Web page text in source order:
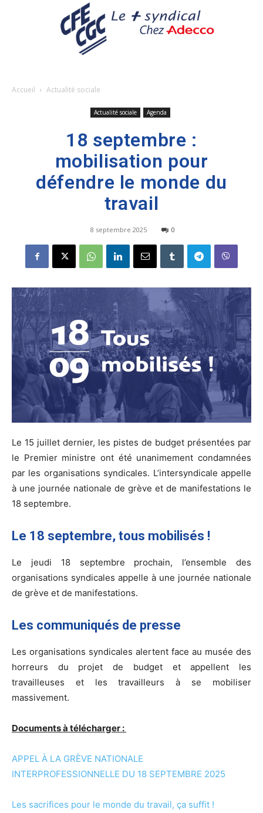
Accueil Actualité sociale
Actualité sociale Agenda
18 septembre :
mobilisation pour
défendre le monde du
travail
8 septembre 2025 0
Le 15 juillet dernier, les pistes de budget présentées par
le Premier ministre ont été unanimement condamnées
par les organisations syndicales. L’intersyndicale appelle
à une journée nationale de grève et de manifestations le
18 septembre.
Le 18 septembre, tous mobilisés !
Le jeudi 18 septembre prochain, l’ensemble des
organisations syndicales appelle à une journée nationale
de grève et de manifestations.
Les communiqués de presse
Les organisations syndicales alertent face au musée des
horreurs du projet de budget et appellent les
travailleuses et les travailleurs à se mobiliser
massivement.
Documents à télécharger :
APPEL À LA GRÈVE NATIONALE
INTERPROFESSIONNELLE DU 18 SEPTEMBRE 2025
Les sacrifices pour le monde du travail, ça suffit !